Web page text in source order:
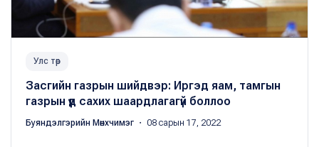
Улс төр
Засгийн газрын шийдвэр: Иргэд яам, тамгын
газрын үүд сахих шаардлагагүй боллоо
Буяндэлгэрийн Мөнхчимэг ・ 08 сарын 17, 2022